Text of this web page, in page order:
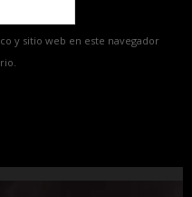
y sitio web en este navegador